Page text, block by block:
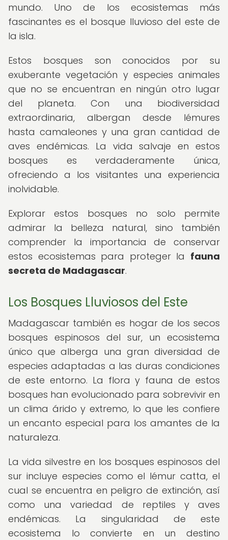
mundo. Uno de los ecosistemas más
fascinantes es el bosque lluvioso del este de
la isla.
Estos bosques son conocidos por su
exuberante vegetación y especies animales
que no se encuentran en ningún otro lugar
del planeta. Con una biodiversidad
extraordinaria, albergan desde lémures
hasta camaleones y una gran cantidad de
aves endémicas. La vida salvaje en estos
bosques es verdaderamente única,
ofreciendo a los visitantes una experiencia
inolvidable.
Explorar estos bosques no solo permite
admirar la belleza natural, sino también
comprender la importancia de conservar
estos ecosistemas para proteger la fauna
secreta de Madagascar.
Los Bosques Lluviosos del Este
Madagascar también es hogar de los secos
bosques espinosos del sur, un ecosistema
único que alberga una gran diversidad de
especies adaptadas a las duras condiciones
de este entorno. La flora y fauna de estos
bosques han evolucionado para sobrevivir en
un clima árido y extremo, lo que les confiere
un encanto especial para los amantes de la
naturaleza.
La vida silvestre en los bosques espinosos del
sur incluye especies como el lémur catta, el
cual se encuentra en peligro de extinción, así
como una variedad de reptiles y aves
endémicas. La singularidad de este
ecosistema lo convierte en un destino